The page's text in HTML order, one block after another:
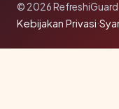
© 2026
Kebijakan Privasi·